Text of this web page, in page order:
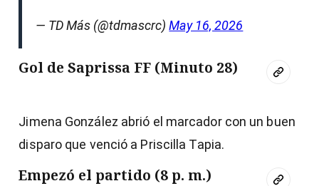
— TD Más (@tdmascrc)May 16, 2026
Gol de Saprissa FF (Minuto 28)
Jimena González abrió el marcador con un buen
disparo que venció a Priscilla Tapia.
Empezó el partido (8 p. m.)